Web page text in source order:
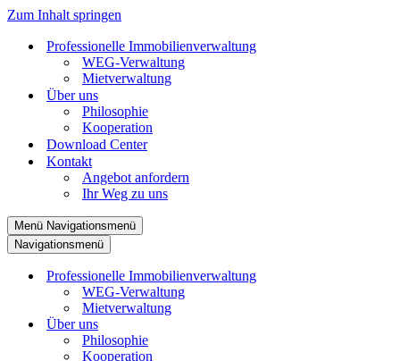
Zum Inhalt springen
Professionelle Immobilienverwaltung
WEG-Verwaltung
Mietverwaltung
Über uns
Philosophie
Kooperation
Download Center
Kontakt
Angebot anfordern
Ihr Weg zu uns
Menü Navigationsmenü
Navigationsmenü
Professionelle Immobilienverwaltung
WEG-Verwaltung
Mietverwaltung
Über uns
Philosophie
Kooperation